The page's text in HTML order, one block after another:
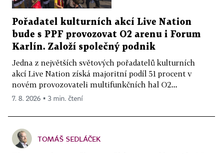
Pořadatel kulturních akcí Live Nation
bude s PPF provozovat O2 arenu i Forum
Karlín. Založí společný podnik
Jedna z největších světových pořadatelů kulturních
akcí Live Nation získá majoritní podíl 51 procent v
novém provozovateli multifunkčních hal O2...
7. 8. 2026 ▪ 3 min. čtení
TOMÁŠ SEDLÁČEK